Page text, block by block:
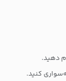
دهید.
کنید.